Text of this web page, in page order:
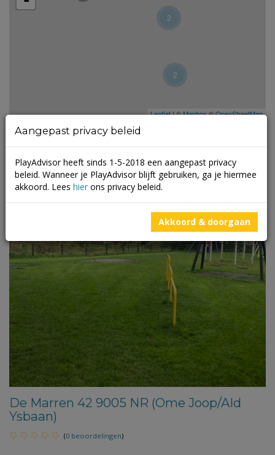
2
2
Leaflet| ©Mapbox©OpenStreetMap
De Marren 42 9005 NR (Ome Joop/Ald
Ysbaan)
(0 beoordelingen)
Aangepast privacy beleid
PlayAdvisor heeft sinds 1-5-2018 een aangepast privacy
beleid. Wanneer je PlayAdvisor blijft gebruiken, ga je hiermee
akkoord. Lees hier ons privacy beleid.
Akkoord & doorgaan